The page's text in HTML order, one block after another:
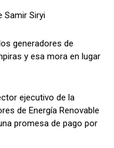
Samir Siryi
generadores de
y esa mora en lugar
ejecutivo de la
de Energía Renovable
promesa de pago por